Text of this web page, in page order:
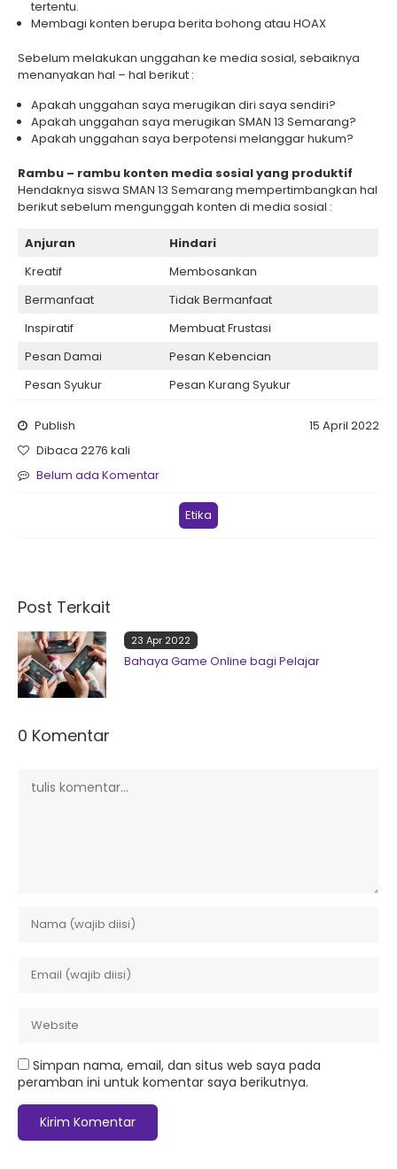
tertentu.
Membagi konten berupa berita bohong atau HOAX
Sebelum melakukan unggahan ke media sosial, sebaiknya
menanyakan hal – hal berikut :
Apakah unggahan saya merugikan diri saya sendiri?
Apakah unggahan saya merugikan SMAN 13 Semarang?
Apakah unggahan saya berpotensi melanggar hukum?
Rambu – rambu konten media sosial yang produktif
Hendaknya siswa SMAN 13 Semarang mempertimbangkan hal
berikut sebelum mengunggah konten di media sosial :
Anjuran
Hindari
Kreatif
Membosankan
Bermanfaat
Tidak Bermanfaat
Inspiratif
Membuat Frustasi
Pesan Damai
Pesan Kebencian
Pesan Syukur
Pesan Kurang Syukur
Publish
15 April 2022
Dibaca 2276 kali
Belum ada Komentar
Etika
Post Terkait
23 Apr 2022
Bahaya Game Online bagi Pelajar
0 Komentar
Simpan nama, email, dan situs web saya pada
peramban ini untuk komentar saya berikutnya.